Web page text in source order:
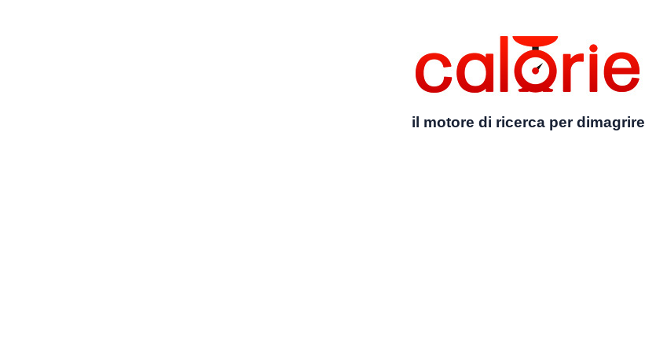
il motore di ricerca per dimagrire